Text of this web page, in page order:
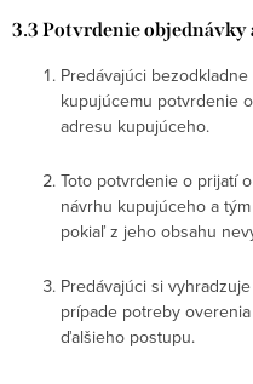
3.3 Potvrdenie
Predávajúci
kupujúcemu potvrdenie
adresu kupujúceho.
Toto potvrdenie o prijatí
návrhu kupujúceho a
pokiaľ z jeho obsahu
Predávajúci si
prípade potreby
ďalšieho postupu.